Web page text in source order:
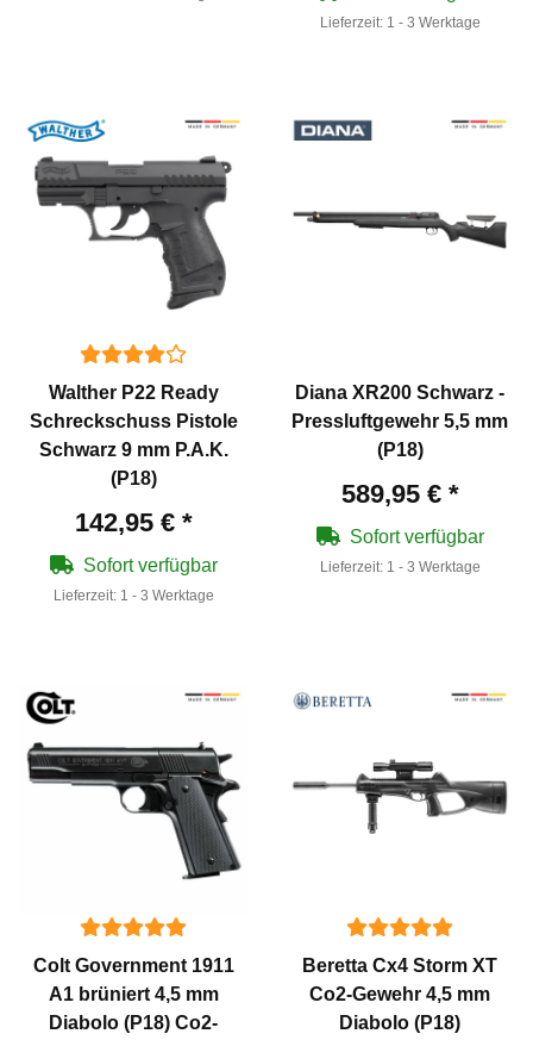
Lieferzeit: 1 - 3 Werktage
Walther P22 Ready
Schreckschuss Pistole
Schwarz 9 mm P.A.K.
(P18)
142,95 € *
Sofort verfügbar
Lieferzeit: 1 - 3 Werktage
Diana XR200 Schwarz -
Pressluftgewehr 5,5 mm
(P18)
589,95 € *
Sofort verfügbar
Lieferzeit: 1 - 3 Werktage
Colt Government 1911
A1 brüniert 4,5 mm
Diabolo (P18) Co2-
Beretta Cx4 Storm XT
Co2-Gewehr 4,5 mm
Diabolo (P18)